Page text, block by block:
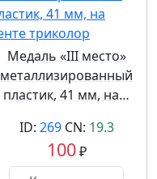
Медаль «III место»
металлизированный
пластик, 41 мм, на…
ID: 269CN: 19.3
100₽